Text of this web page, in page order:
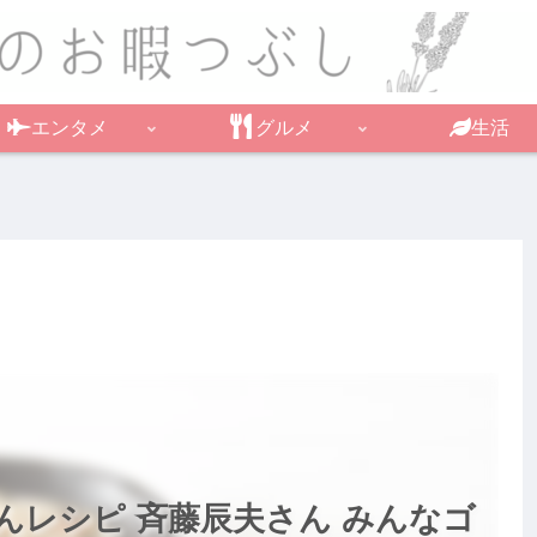
エンタメ グルメ 生活
レシピ 斉藤辰夫さん みんなゴ